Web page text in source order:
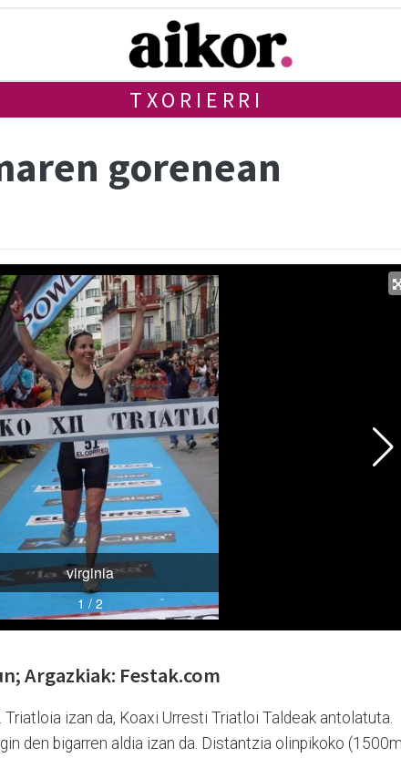
TXORIERRI
gorenean
Argazkiak: Festak.com
izan da, Koaxi Urresti Triatloi Taldeak antolatuta.
den bigarren aldia izan da. Distantzia olinpikoko